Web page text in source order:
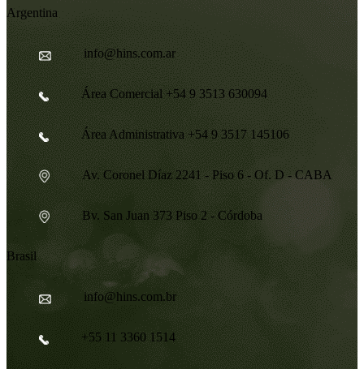
Argentina
info@hins.com.ar
Área Comercial +54 9 3513 630094
Área Administrativa +54 9 3517 145106
Av. Coronel Díaz 2241 - Piso 6 - Of. D - CABA
Bv. San Juan 373 Piso 2 - Córdoba
Brasil
info@hins.com.br
+55 11 3360 1514